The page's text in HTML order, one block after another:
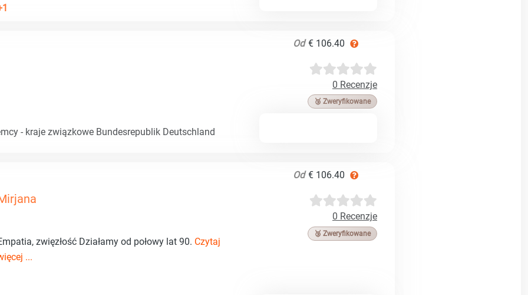
Od€ 106.40
0 Recenzje
🥉 Zweryfikowane
- kraje związkowe Bundesrepublik Deutschland
Od€ 106.40
0 Recenzje
🥉 Zweryfikowane
zwięzłość Działamy od połowy lat 90. Czytaj
...